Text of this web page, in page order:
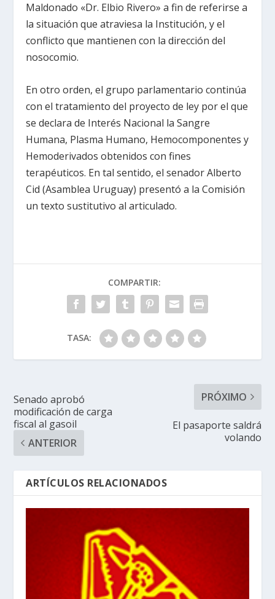
Maldonado «Dr. Elbio Rivero» a fin de referirse a
la situación que atraviesa la Institución, y el
conflicto que mantienen con la dirección del
nosocomio.
En otro orden, el grupo parlamentario continúa
con el tratamiento del proyecto de ley por el que
se declara de Interés Nacional la Sangre
Humana, Plasma Humano, Hemocomponentes y
Hemoderivados obtenidos con fines
terapéuticos. En tal sentido, el senador Alberto
Cid (Asamblea Uruguay) presentó a la Comisión
un texto sustitutivo al articulado.
COMPARTIR:
TASA:
Senado aprobó
modificación de carga
fiscal al gasoil
ANTERIOR
PRÓXIMO
El pasaporte saldrá
volando
ARTÍCULOS RELACIONADOS